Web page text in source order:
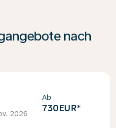
nach
2026
Ab
730EUR*